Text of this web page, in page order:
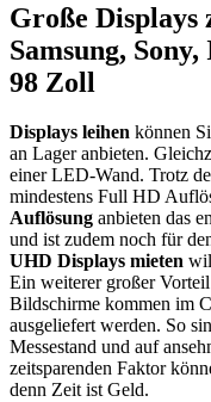
Große Displays
Samsung,
98 Zoll
Displays leihen können
an Lager anbieten.
einer LED-Wand. Trotz
mindestens Full HD
Auflösung anbieten das
und ist zudem noch für
UHD Displays mieten
Ein weiterer großer
Bildschirme kommen im
ausgeliefert werden. So
Messestand und auf
zeitsparenden Faktor
denn Zeit ist Geld.